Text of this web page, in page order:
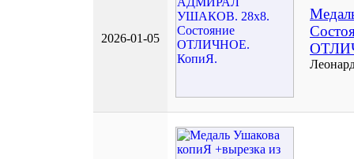
2026-01-05